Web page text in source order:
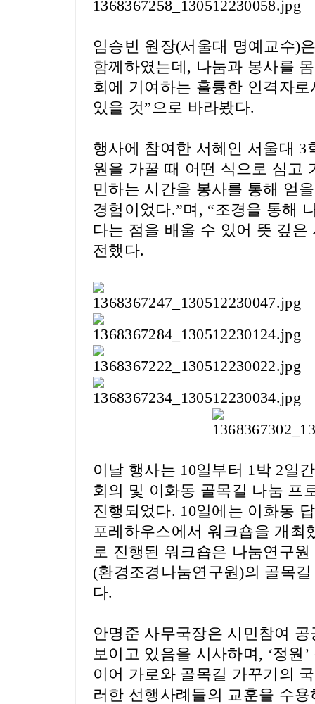
임승빈 원장(서울대 명예교수)
함께하였는데 , 나눔과 봉사를
회에 기여하는 훌륭한 인격자
있을 것”으로 바라봤다.
행사에 참여한 서혜인 서울대 3
원을 가꿀 때 어떤 식으로 심고
민하는 시간을 봉사를 통해 얻
경험이었다.”며 , “조경을 통해
다는 점을 배울 수 있어 뜻 깊은
전했다.
이날 행사는 10일부터 1박 2일간
회의 및 이화동 골목길 나눔 프
진행되었다. 10일에는 이화동
포레하우스에서 워크숍을 개최
로 진행된 워크숍은 나눔연구
(환경조경나눔연구원)의 골목
다.
안명준 사무국장은 시민참여
보이고 있음을 시사하며 , ‘정원 ’
이어 가로와 골목길 가꾸기의
러한 선행사례들의 교훈을 수